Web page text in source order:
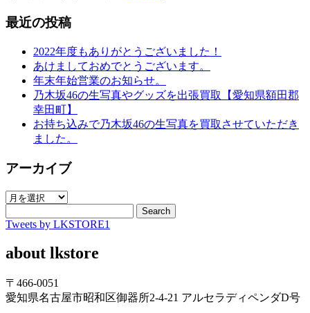
最近の投稿
2022年度もありがとうございました！
あけましておめでとうございます。
年末年始営業のお知らせ。
乃木坂46の生写真やグッズを出張買取【愛知県額田郡
幸田町】
お持ち込みで乃木坂46の生写真を買取させていただき
ました。
アーカイブ
ア
カ
ブ
Search
Tweets by LKSTORE1
about lkstore
〒466-0051
愛知県名古屋市昭和区御器所2-4-21 アルセラディペンダD号